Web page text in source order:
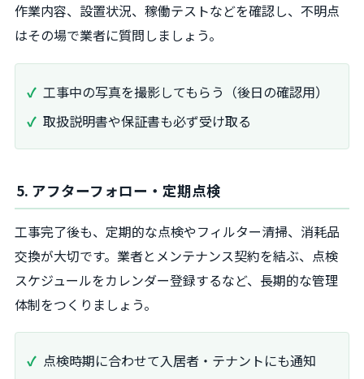
作業内容、設置状況、稼働テストなどを確認し、不明点
はその場で業者に質問しましょう。
工事中の写真を撮影してもらう（後日の確認用）
取扱説明書や保証書も必ず受け取る
5. アフターフォロー・定期点検
工事完了後も、定期的な点検やフィルター清掃、消耗品
交換が大切です。業者とメンテナンス契約を結ぶ、点検
スケジュールをカレンダー登録するなど、長期的な管理
体制をつくりましょう。
点検時期に合わせて入居者・テナントにも通知